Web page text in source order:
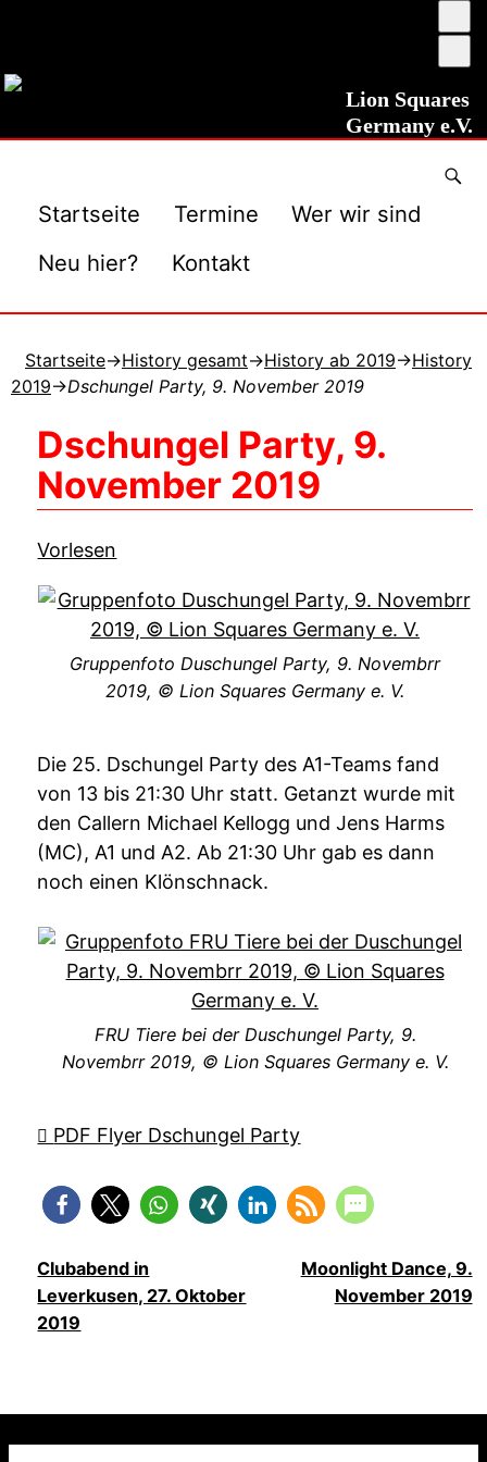
Lion Squares
Germany e.V.
Startseite Termine
Wer wir sind
Neu hier?
Kontakt
Startseite→History gesamt→History ab 2019→History
2019→Dschungel Party, 9. November 2019
Dschungel Party, 9.
November 2019
Vorlesen
Gruppenfoto Duschungel Party, 9. Novembrr
2019, © Lion Squares Germany e. V.
Die 25. Dschungel Party des A1-Teams fand
von 13 bis 21:30 Uhr statt. Getanzt wurde mit
den Callern Michael Kellogg und Jens Harms
(MC), A1 und A2. Ab 21:30 Uhr gab es dann
noch einen Klönschnack.
FRU Tiere bei der Duschungel Party, 9.
Novembrr 2019, © Lion Squares Germany e. V.
PDF Flyer Dschungel Party
Clubabend in
Leverkusen, 27. Oktober
2019
Moonlight Dance, 9.
November 2019